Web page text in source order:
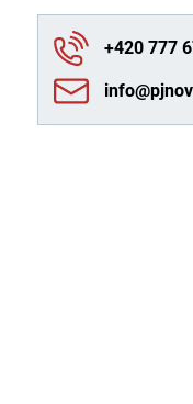
+420 777